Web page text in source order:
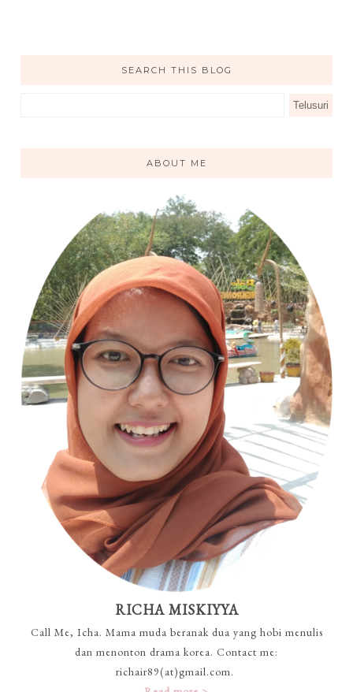
SEARCH THIS BLOG
ABOUT ME
RICHA MISKIYYA
Call Me, Icha. Mama muda beranak dua yang hobi menulis
dan menonton drama korea. Contact me:
richair89(at)gmail.com.